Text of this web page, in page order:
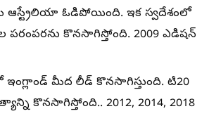
ఆస్ట్రేలియా ఓడిపోయింది. ఇక స్వదేశంలో
కొనసాగిస్తోంది. 2009 ఎడిషన్
మీద లీడ్ కొనసాగిస్తుంది. టి20
కొనసాగిస్తోంది.. 2012, 2014, 2018